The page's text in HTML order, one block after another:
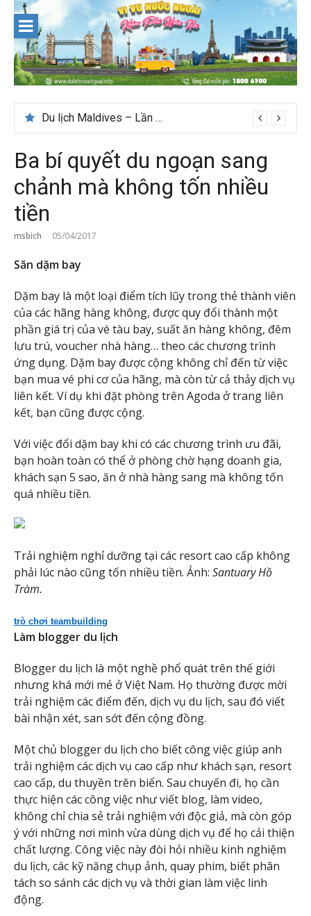
content
Du lịch Maldives – Lần đầu nên đi đâu, chơi gì?
Ba bí quyết du ngoạn sang
chảnh mà không tốn nhiều
tiền
msbich 05/04/2017
Săn dặm bay
Dặm bay là một loại điểm tích lũy trong thẻ thành viên
của các hãng hàng không, được quy đổi thành một
phần giá trị của vé tàu bay, suất ăn hàng không, đêm
lưu trú, voucher nhà hàng… theo các chương trình
ứng dụng. Dặm bay được cộng không chỉ đến từ việc
bạn mua vé phi cơ của hãng, mà còn từ cả thảy dịch vụ
liên kết. Ví dụ khi đặt phòng trên Agoda ở trang liên
kết, bạn cũng được cộng.
Với việc đổi dặm bay khi có các chương trình ưu đãi,
bạn hoàn toàn có thể ở phòng chờ hạng doanh gia,
khách sạn 5 sao, ăn ở nhà hàng sang mà không tốn
quá nhiều tiền.
Trải nghiệm nghỉ dưỡng tại các resort cao cấp không
phải lúc nào cũng tốn nhiều tiền. Ảnh: Santuary Hồ
Tràm.
trò chơi teambuilding
Làm blogger du lịch
Blogger du lịch là một nghề phổ quát trên thế giới
nhưng khá mới mẻ ở Việt Nam. Họ thường được mời
trải nghiệm các điểm đến, dịch vụ du lịch, sau đó viết
bài nhận xét, san sớt đến cộng đồng.
Một chủ blogger du lịch cho biết công việc giúp anh
trải nghiệm các dịch vụ cao cấp như khách sạn, resort
cao cấp, du thuyền trên biển. Sau chuyến đi, họ cần
thực hiện các công việc như viết blog, làm video,
không chỉ chia sẻ trải nghiệm với độc giả, mà còn góp
ý với những nơi mình vừa dùng dịch vụ để họ cải thiện
chất lượng. Công việc này đòi hỏi nhiều kinh nghiệm
du lịch, các kỹ năng chụp ảnh, quay phim, biết phân
tách so sánh các dịch vụ và thời gian làm việc linh
động.